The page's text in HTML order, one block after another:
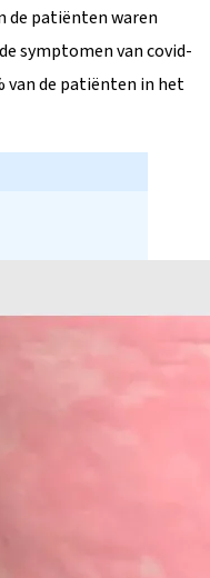
de patiënten waren
symptomen van covid-
van de patiënten in het